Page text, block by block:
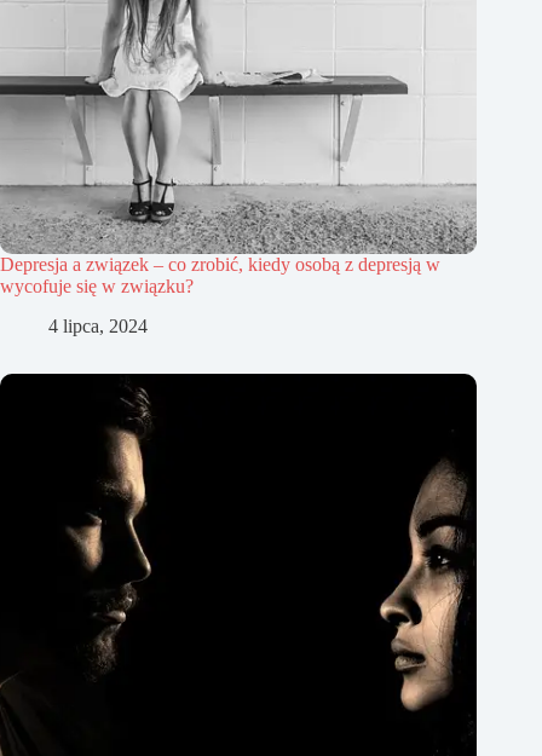
Depresja a związek – co zrobić, kiedy osobą z depresją w
wycofuje się w związku?
4 lipca, 2024